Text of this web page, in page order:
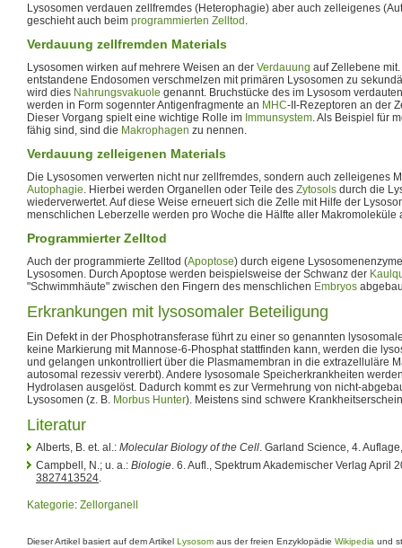
Lysosomen verdauen zellfremdes (Heterophagie) aber auch zelleigenes
geschieht auch beim programmierten Zelltod .
Verdauung zellfremden Materials
Lysosomen wirken auf mehrere Weisen an der Verdauung auf Zellebene
entstandene Endosomen verschmelzen mit primären Lysosomen zu
wird dies Nahrungsvakuole genannt. Bruchstücke des im Lysosom
werden in Form sogennter Antigenfragmente an MHC-II-Rezeptoren an der
Dieser Vorgang spielt eine wichtige Rolle im Immunsystem. Als Beispiel für
fähig sind, sind die Makrophagen zu nennen.
Verdauung zelleigenen Materials
Die Lysosomen verwerten nicht nur zellfremdes, sondern auch zelleigenes
Autophagie. Hierbei werden Organellen oder Teile des Zytosols durch die
wiederverwertet. Auf diese Weise erneuert sich die Zelle mit Hilfe der
menschlichen Leberzelle werden pro Woche die Hälfte aller Makromoleküle
Programmierter Zelltod
Auch der programmierte Zelltod (Apoptose) durch eigene
Lysosomen. Durch Apoptose werden beispielsweise der Schwanz der
"Schwimmhäute" zwischen den Fingern des menschlichen Embryos
Erkrankungen mit lysosomaler Beteiligung
Ein Defekt in der Phosphotransferase führt zu einer so genannten
keine Markierung mit Mannose-6-Phosphat stattfinden kann, werden die
und gelangen unkontrolliert über die Plasmamembran in die extrazelluläre
autosomal rezessiv vererbt). Andere lysosomale Speicherkrankheiten
Hydrolasen ausgelöst. Dadurch kommt es zur Vermehrung von nicht-
Lysosomen (z. B. Morbus Hunter). Meistens sind schwere
Literatur
Alberts, B. et. al.: Molecular Biology of the Cell. Garland Science, 4.
Campbell, N.; u. a.: Biologie. 6. Aufl., Spektrum Akademischer Verlag April
3827413524.
Kategorie: Zellorganell
Dieser Artikel basiert auf dem Artikel Lysosom aus der freien Enzyklopädie Wikipedia und